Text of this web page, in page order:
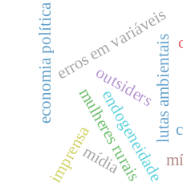
lutas ambientais
endogeneidade
erros em variáveis
economia política
mulheres rurais
imprensamídia
outsiders